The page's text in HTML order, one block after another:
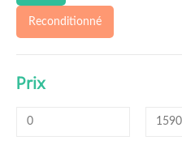
Reconditionné
Prix